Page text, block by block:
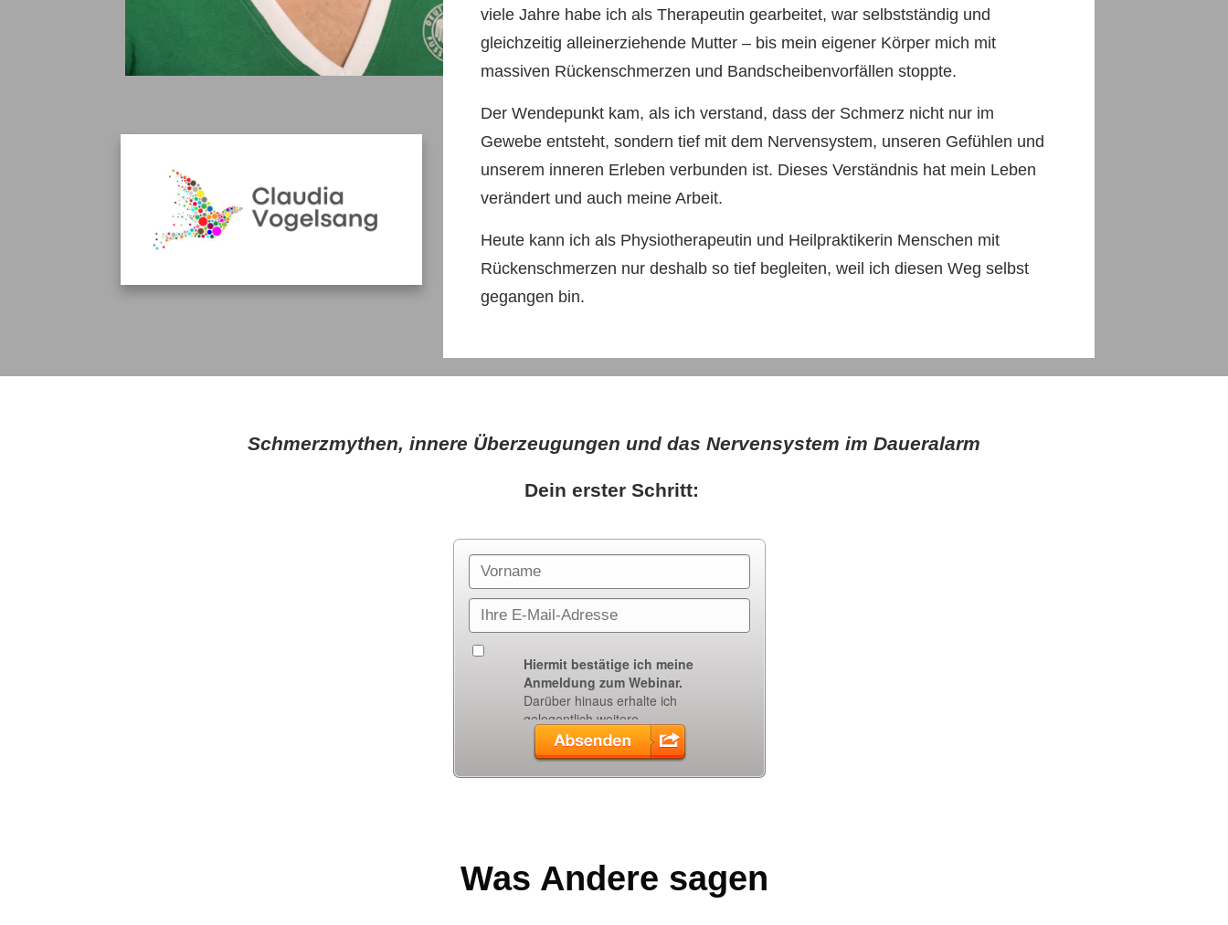
viele Jahre habe ich als Therapeutin gearbeitet, war selbstständig und
gleichzeitig alleinerziehende Mutter – bis mein eigener Körper mich mit
massiven Rückenschmerzen und Bandscheibenvorfällen stoppte.
Der Wendepunkt kam, als ich verstand, dass der Schmerz nicht nur im
Gewebe entsteht, sondern tief mit dem Nervensystem, unseren Gefühlen und
unserem inneren Erleben verbunden ist. Dieses Verständnis hat mein Leben
verändert und auch meine Arbeit.
Heute kann ich als Physiotherapeutin und Heilpraktikerin Menschen mit
Rückenschmerzen nur deshalb so tief begleiten, weil ich diesen Weg selbst
gegangen bin.
Schmerzmythen, innere Überzeugungen und das Nervensystem im Daueralarm
Dein erster Schritt:
Was Andere sagen